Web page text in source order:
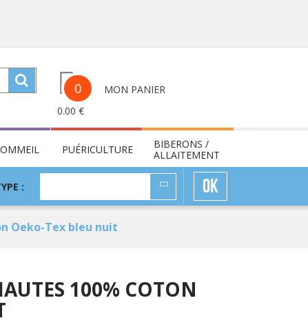
0
MON PANIER
0.00 €
PUÉRICULTURE
BIBERONS /
ALLAITEMENT
: OK
Oeko-Tex bleu nuit
100% COTON